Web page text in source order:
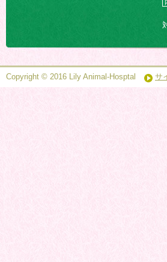
Copyright © 2016 Lily Animal-Hosptal サ